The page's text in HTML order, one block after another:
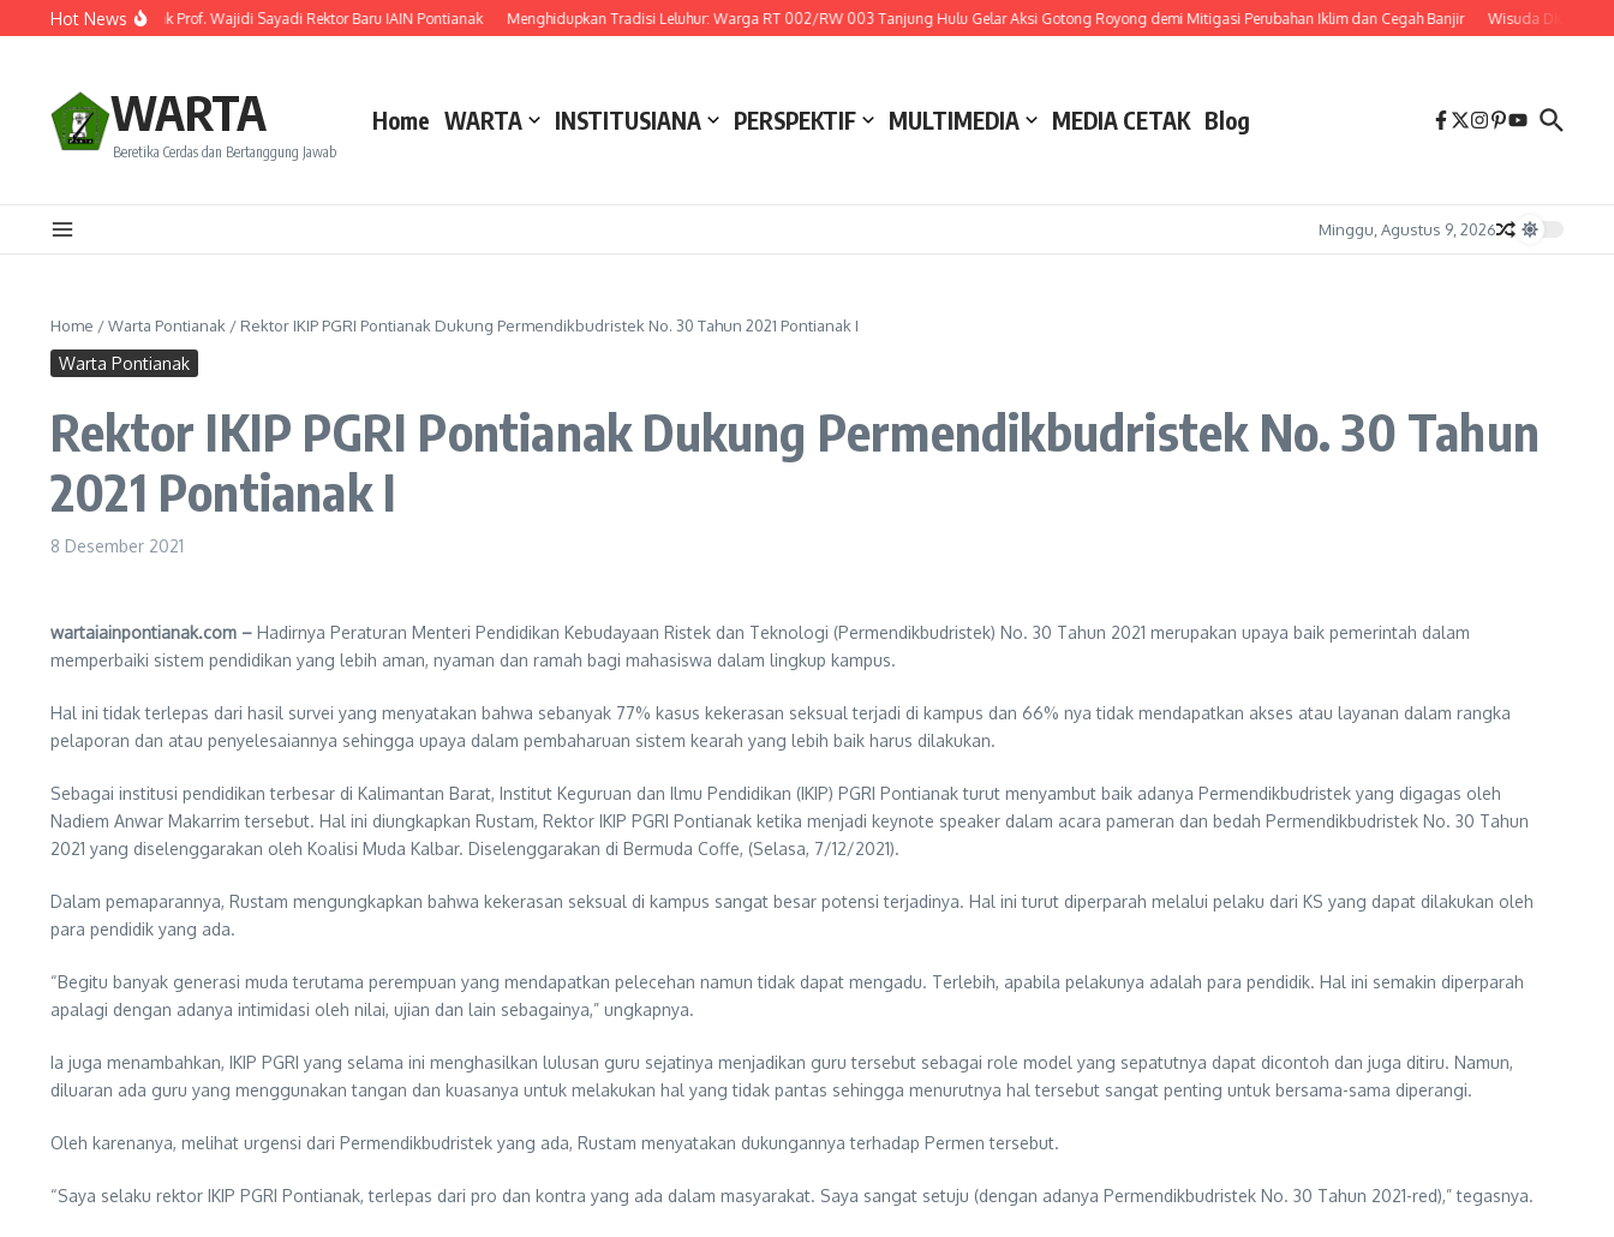
Lewati ke konten
Hot News
Ini Rekam Jejak Prof. Wajidi Sayadi Rektor Baru IAIN Pontianak Menghidupkan Tradisi Leluhur: Warga RT 002/RW 003 Tanjung Hulu Gelar Aksi Gotong Royong demi Mitigasi Perubahan Iklim dan Cegah Banjir Wisuda Diundur
WARTA
Beretika Cerdas dan Bertanggung Jawab
Home WARTA INSTITUSIANA PERSPEKTIF MULTIMEDIA MEDIA CETAK Blog
Minggu, Agustus 9, 2026
Home /Warta Pontianak / Rektor IKIP PGRI Pontianak Dukung Permendikbudristek No. 30 Tahun 2021 Pontianak I
Warta Pontianak
Rektor IKIP PGRI Pontianak Dukung Permendikbudristek No. 30 Tahun
2021 Pontianak I
8 Desember 2021
wartaiainpontianak.com – Hadirnya Peraturan Menteri Pendidikan Kebudayaan Ristek dan Teknologi (Permendikbudristek) No. 30 Tahun 2021 merupakan upaya baik pemerintah dalam
memperbaiki sistem pendidikan yang lebih aman, nyaman dan ramah bagi mahasiswa dalam lingkup kampus.
Hal ini tidak terlepas dari hasil survei yang menyatakan bahwa sebanyak 77% kasus kekerasan seksual terjadi di kampus dan 66% nya tidak mendapatkan akses atau layanan dalam rangka
pelaporan dan atau penyelesaiannya sehingga upaya dalam pembaharuan sistem kearah yang lebih baik harus dilakukan.
Sebagai institusi pendidikan terbesar di Kalimantan Barat, Institut Keguruan dan Ilmu Pendidikan (IKIP) PGRI Pontianak turut menyambut baik adanya Permendikbudristek yang digagas oleh
Nadiem Anwar Makarrim tersebut. Hal ini diungkapkan Rustam, Rektor IKIP PGRI Pontianak ketika menjadi keynote speaker dalam acara pameran dan bedah Permendikbudristek No. 30 Tahun
2021 yang diselenggarakan oleh Koalisi Muda Kalbar. Diselenggarakan di Bermuda Coffe, (Selasa, 7/12/2021).
Dalam pemaparannya, Rustam mengungkapkan bahwa kekerasan seksual di kampus sangat besar potensi terjadinya. Hal ini turut diperparah melalui pelaku dari KS yang dapat dilakukan oleh
para pendidik yang ada.
“Begitu banyak generasi muda terutama perempuan yang mendapatkan pelecehan namun tidak dapat mengadu. Terlebih, apabila pelakunya adalah para pendidik. Hal ini semakin diperparah
apalagi dengan adanya intimidasi oleh nilai, ujian dan lain sebagainya,” ungkapnya.
Ia juga menambahkan, IKIP PGRI yang selama ini menghasilkan lulusan guru sejatinya menjadikan guru tersebut sebagai role model yang sepatutnya dapat dicontoh dan juga ditiru. Namun,
diluaran ada guru yang menggunakan tangan dan kuasanya untuk melakukan hal yang tidak pantas sehingga menurutnya hal tersebut sangat penting untuk bersama-sama diperangi.
Oleh karenanya, melihat urgensi dari Permendikbudristek yang ada, Rustam menyatakan dukungannya terhadap Permen tersebut.
“Saya selaku rektor IKIP PGRI Pontianak, terlepas dari pro dan kontra yang ada dalam masyarakat. Saya sangat setuju (dengan adanya Permendikbudristek No. 30 Tahun 2021-red),” tegasnya.